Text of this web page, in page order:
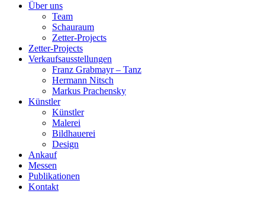
Über uns
Team
Schauraum
Zetter-Projects
Zetter-Projects
Verkaufsausstellungen
Franz Grabmayr – Tanz
Hermann Nitsch
Markus Prachensky
Künstler
Künstler
Malerei
Bildhauerei
Design
Ankauf
Messen
Publikationen
Kontakt